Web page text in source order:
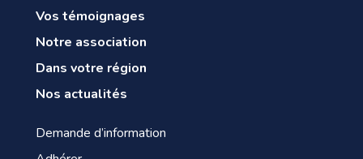
Vos témoignages
Notre association
Dans votre région
Nos actualités
Demande d’information